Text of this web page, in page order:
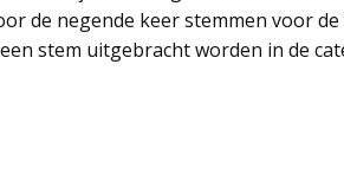
de negende keer stemmen voor de
stem uitgebracht worden in de